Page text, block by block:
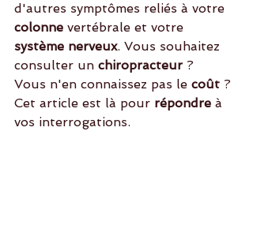
d'autres symptômes reliés à votre
colonne vertébrale et votre
système nerveux. Vous souhaitez
consulter un chiropracteur ?
Vous n'en connaissez pas le coût ?
Cet article est là pour répondre à
vos interrogations.